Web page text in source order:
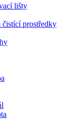
lišty
čistící prostředky